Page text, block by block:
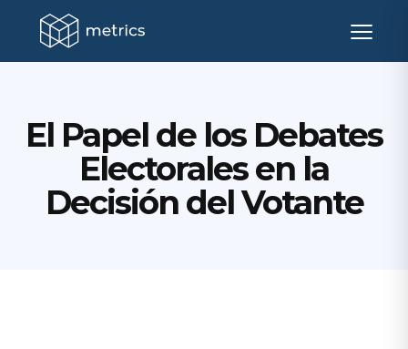
El Papel de los Debates
Electorales en la
Decisión del Votante